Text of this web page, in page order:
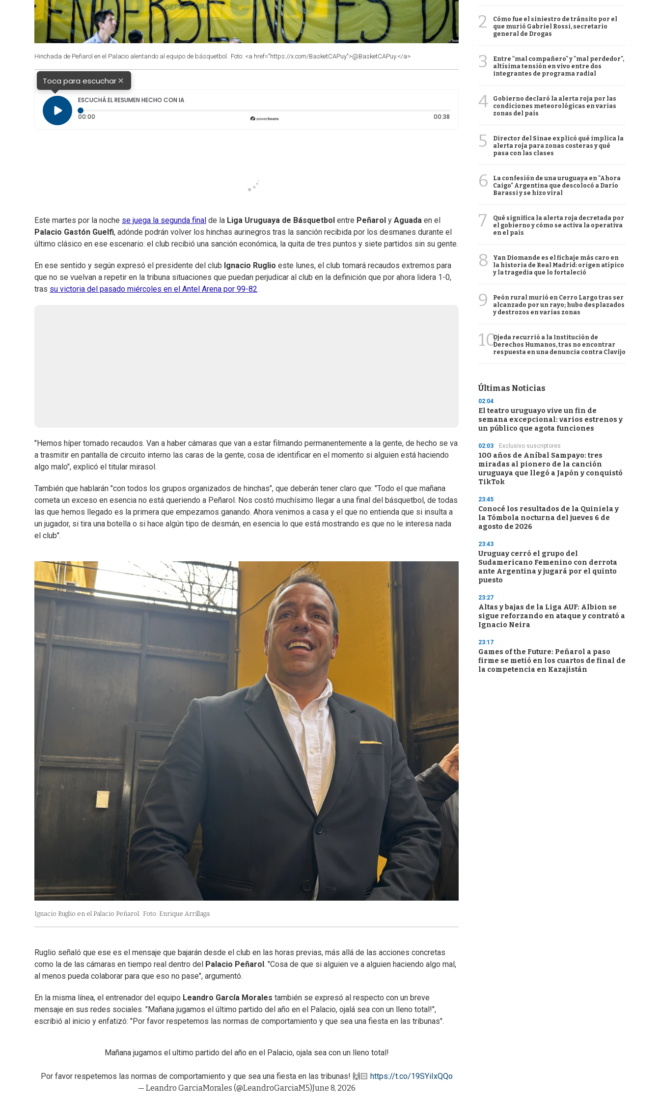
Hinchada de Peñarol en el Palacio alentando al equipo de básquetbol. Foto: <a href="https://x.com/BasketCAPuy">@BasketCAPuy.</a>
Toca para escuchar×
ESCUCHÁ EL RESUMEN HECHO CON IA
00:00
00:38 Duración: 38 segundos
Este martes por la noche se juega la segunda final de la Liga Uruguaya de Básquetbol entre Peñarol y Aguada en el
Palacio Gastón Guelfi, adónde podrán volver los hinchas aurinegros tras la sanción recibida por los desmanes durante el
último clásico en ese escenario: el club recibió una sanción económica, la quita de tres puntos y siete partidos sin su gente.
En ese sentido y según expresó el presidente del club Ignacio Ruglio este lunes, el club tomará recaudos extremos para
que no se vuelvan a repetir en la tribuna situaciones que puedan perjudicar al club en la definición que por ahora lidera 1-0,
tras su victoria del pasado miércoles en el Antel Arena por 99-82.
"Hemos híper tomado recaudos. Van a haber cámaras que van a estar filmando permanentemente a la gente, de hecho se va
a trasmitir en pantalla de circuito interno las caras de la gente, cosa de identificar en el momento si alguien está haciendo
algo malo", explicó el titular mirasol.
También que hablarán "con todos los grupos organizados de hinchas", que deberán tener claro que: "Todo el que mañana
cometa un exceso en esencia no está queriendo a Peñarol. Nos costó muchísimo llegar a una final del básquetbol, de todas
las que hemos llegado es la primera que empezamos ganando. Ahora venimos a casa y el que no entienda que si insulta a
un jugador, si tira una botella o si hace algún tipo de desmán, en esencia lo que está mostrando es que no le interesa nada
el club".
Ignacio Ruglio en el Palacio Peñarol. Foto: Enrique Arrillaga
Ruglio señaló que ese es el mensaje que bajarán desde el club en las horas previas, más allá de las acciones concretas
como la de las cámaras en tiempo real dentro del
Palacio Peñarol . "Cosa de que si alguien ve a alguien haciendo algo mal,
al menos pueda colaborar para que eso no pase", argumentó.
En la misma línea, el entrenador del equipo Leandro García Morales también se expresó al respecto con un breve
mensaje en sus redes sociales. "Mañana jugamos el último partido del año en el Palacio, ojalá sea con un lleno total!",
escribió al inicio y enfatizó: "Por favor respetemos las normas de comportamiento y que sea una fiesta en las tribunas".
Mañana jugamos el ultimo partido del año en el Palacio, ojala sea con un lleno total!
Por favor respetemos las normas de comportamiento y que sea una fiesta en las tribunas! 🙌🏻 https://t.co/19SYiIxQQo
— Leandro GarciaMorales (@LeandroGarciaM5)June 8, 2026
2
Cómo fue el siniestro de tránsito por el
que murió Gabriel Rossi, secretario
general de Drogas
3
Entre "mal compañero" y "mal perdedor",
altísima tensión en vivo entre dos
integrantes de programa radial
4
Gobierno declaró la alerta roja por las
condiciones meteorológicas en varias
zonas del país
5
Director del Sinae explicó qué implica la
alerta roja para zonas costeras y qué
pasa con las clases
6
La confesión de una uruguaya en "Ahora
Caigo" Argentina que descolocó a Darío
Barassi y se hizo viral
7
Qué significa la alerta roja decretada por
el gobierno y cómo se activa la operativa
en el país
8
Yan Diomande es el fichaje más caro en
la historia de Real Madrid: origen atípico
y la tragedia que lo fortaleció
9
Peón rural murió en Cerro Largo tras ser
alcanzado por un rayo; hubo desplazados
y destrozos en varias zonas
10Ojeda recurrió a la Institución de
Derechos Humanos, tras no encontrar
respuesta en una denuncia contra Clavijo
Últimas Noticias
02:04
El teatro uruguayo vive un fin de
semana excepcional: varios estrenos y
un público que agota funciones
02:03 Exclusivo suscriptores
100 años de Aníbal Sampayo: tres
miradas al pionero de la canción
uruguaya que llegó a Japón y conquistó
TikTok
23:45
Conocé los resultados de la Quiniela y
la Tómbola nocturna del jueves 6 de
agosto de 2026
23:43
Uruguay cerró el grupo del
Sudamericano Femenino con derrota
ante Argentina y jugará por el quinto
puesto
23:27
Altas y bajas de la Liga AUF: Albion se
sigue reforzando en ataque y contrató a
Ignacio Neira
23:17
Games of the Future: Peñarol a paso
firme se metió en los cuartos de final de
la competencia en Kazajistán